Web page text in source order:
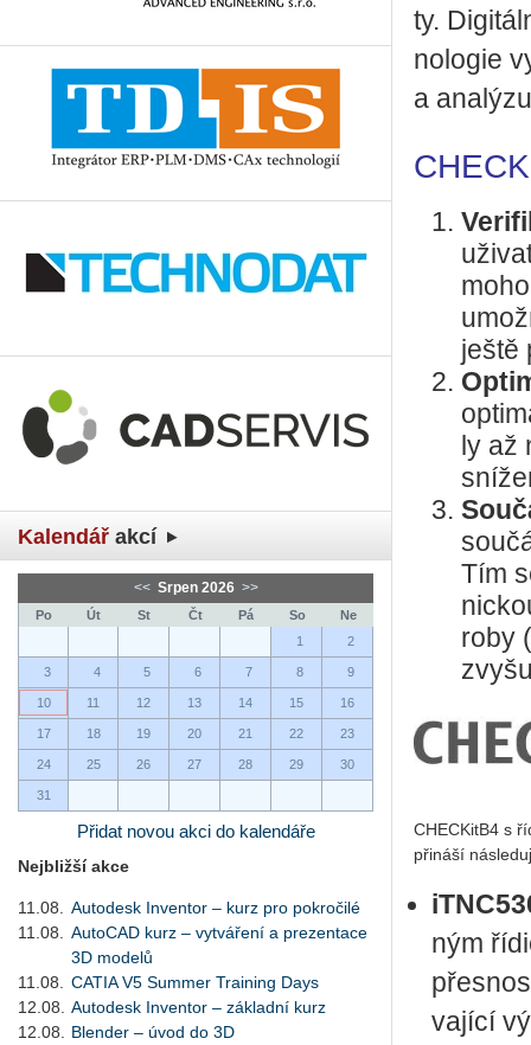
Kalendář akcí
<< Srpen 2026 >>
Po Út St Čt Pá So
Ne
1
2
3 4 5 6 7 8 9
10 11 12 13 14 15 16
17 18 19 20 21 22 23
24 25 26 27 28 29 30
31
Přidat novou akci do kalendáře
Nejbližší akce
11.08.
Autodesk Inventor – kurz pro pokročilé
11.08.
AutoCAD kurz – vytváření a prezentace
3D modelů
11.08.
CATIA V5 Summer Training Days
12.08.
Autodesk Inventor – základní kurz
12.08.
Blender – úvod do 3D
ty.
no­lo­gie
a
ještě
ly až
Tím
ro­by
CHEC­Kit­B4 s
při­ná­ší
ným
va­jí­cí